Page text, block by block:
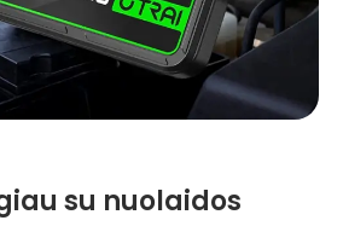
su nuolaidos